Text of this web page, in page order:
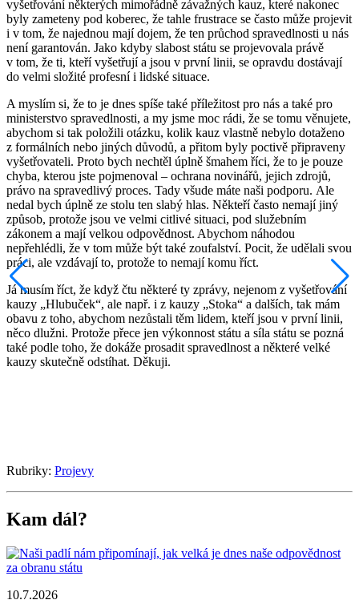
vyšetřování některých mimořádně závažných kauz, které nakonec
byly zameteny pod koberec, že tahle frustrace se často může projevit
i v tom, že najednou mají dojem, že ten průchod spravedlnosti u nás
není garantován. Jako kdyby slabost státu se projevovala právě
v tom, že ti, kteří vyšetřují a jsou v první linii, se opravdu dostávají
do velmi složité profesní i lidské situace.
A myslím si, že to je dnes spíše také příležitost pro nás a také pro
ministerstvo spravedlnosti, a my jsme moc rádi, že se tomu věnujete,
abychom si tak položili otázku, kolik kauz vlastně nebylo dotaženo
z formálních nebo jiných důvodů, a přitom byly poctivě připraveny
vyšetřovateli. Proto bych nechtěl úplně šmahem říci, že to je pouze
chyba, kterou jste pojmenoval – ochrana novinářů, jejich zdrojů,
právo na spravedlivý proces. Tady všude máte naši podporu. Ale
nedal bych úplně ze stolu ten slabý hlas. Někteří často nemají jiný
způsob, protože jsou ve velmi citlivé situaci, pod služebním
zákonem a mají velkou odpovědnost. Abychom náhodou
nepřehlédli, že v tom může být také zoufalství. Pocit, že udělali svou
práci, ale vzdávají to, protože to nemají komu říct.
Já musím říct, že když čtu některé ty zprávy, nejenom z vyšetřování
kauzy „Hlubuček“, ale např. i z kauzy „Stoka“ a dalších, tak mám
obavu z toho, abychom nezůstali těm lidem, kteří jsou v první linii,
něco dlužni. Protože přece jen výkonnost státu a síla státu se pozná
také podle toho, že dokáže prosadit spravedlnost a některé velké
kauzy skutečně odstíhat. Děkuji.
Rubriky: Projevy
Kam dál?
10.7.2026